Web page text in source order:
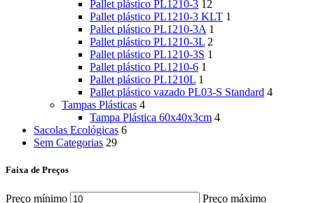
Pallet plástico PL1210-3 12
Pallet plástico PL1210-3 KLT 1
Pallet plástico PL1210-3A 1
Pallet plástico PL1210-3L 2
Pallet plástico PL1210-3S 1
Pallet plástico PL1210-6 1
Pallet plástico PL1210L 1
Pallet plástico vazado PL03-S Standard 4
Tampas Plásticas 4
Tampa Plástica 60x40x3cm 4
Sacolas Ecológicas 6
Sem Categorias 29
Faixa de Preços
Preço mínimo Preço máximo